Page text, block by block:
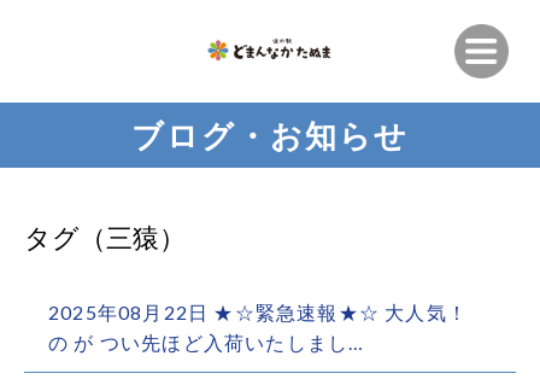
ブログ・お知らせ
タグ（三猿）
2025年08月22日 ★☆緊急速報★☆ 大人気！
の が つい先ほど入荷いたしまし…